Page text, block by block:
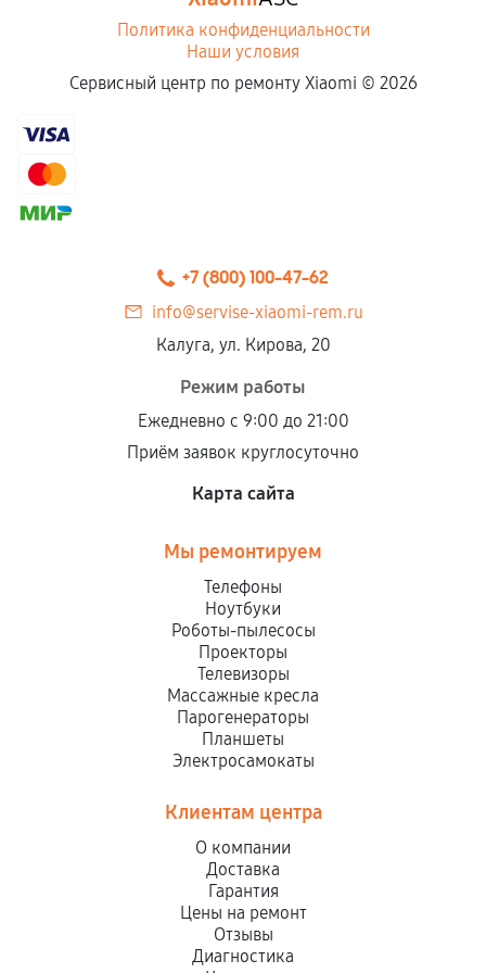
Политика конфиденциальности
Наши условия
Сервисный центр по ремонту Xiaomi © 2026
+7 (800) 100-47-62
info@servise-xiaomi-rem.ru
Калуга, ул. Кирова, 20
Режим работы
Ежедневно с 9:00 до 21:00
Приём заявок круглосуточно
Карта сайта
Мы ремонтируем
Телефоны
Ноутбуки
Роботы-пылесосы
Проекторы
Телевизоры
Массажные кресла
Парогенераторы
Планшеты
Электросамокаты
Клиентам центра
О компании
Доставка
Гарантия
Цены на ремонт
Отзывы
Диагностика